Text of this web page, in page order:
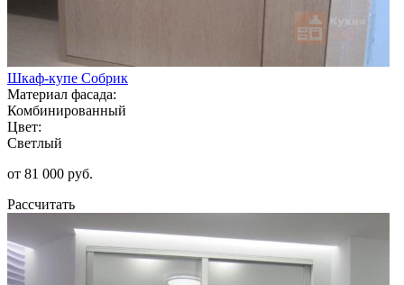
Шкаф-купе Собрик
Материал фасада:
Комбинированный
Цвет:
Светлый
от 81 000 руб.
Рассчитать